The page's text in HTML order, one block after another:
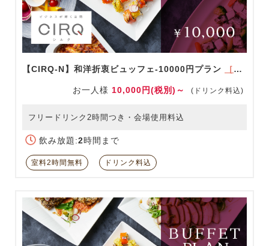
【CIRQ-N】和洋折衷ビュッフェ-10000円プラン ［ドリンク充実！］
お一人様 10,000円(税別)～ (ドリンク料込)
フリードリンク2時間つき・会場使用料込
飲み放題:2時間まで
室料2時間無料 ドリンク料込